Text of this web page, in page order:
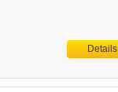
Details